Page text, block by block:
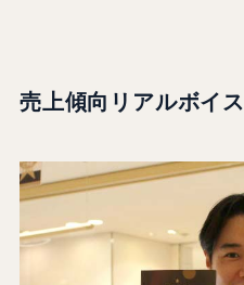
売上傾向リアルボイス